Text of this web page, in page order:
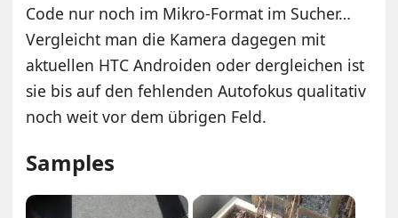
Code nur noch im Mikro-Format im Sucher…
Vergleicht man die Kamera dagegen mit
aktuellen HTC Androiden oder dergleichen ist
sie bis auf den fehlenden Autofokus qualitativ
noch weit vor dem übrigen Feld.
Samples